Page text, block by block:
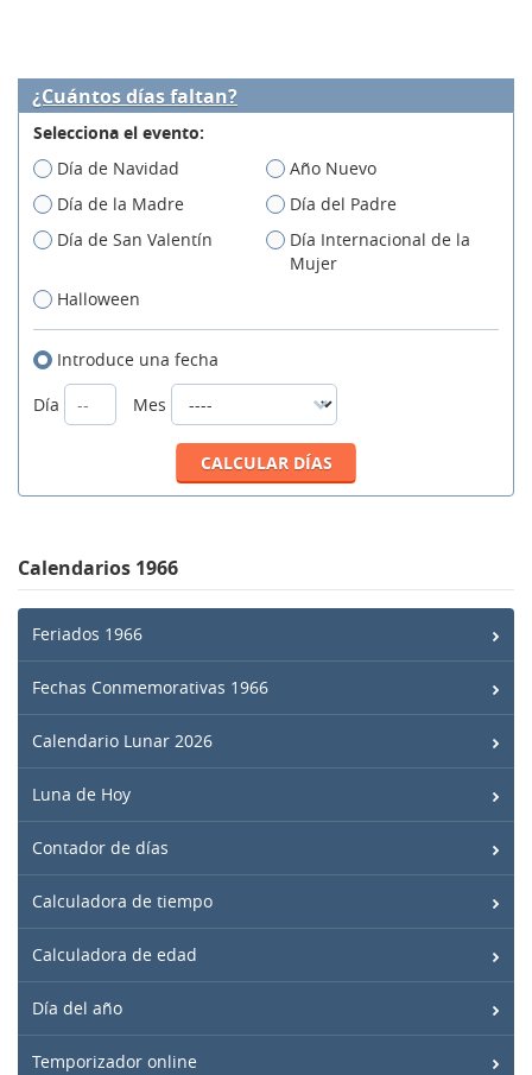
¿Cuántos días faltan?
Selecciona el evento:
Día de Navidad
Año Nuevo
Día de la Madre
Día del Padre
Día de San Valentín
Día Internacional de la
Mujer
Halloween
Introduce una fecha
Día
Mes
Calendarios 1966
Feriados 1966
Fechas Conmemorativas 1966
Calendario Lunar 2026
Luna de Hoy
Contador de días
Calculadora de tiempo
Calculadora de edad
Día del año
Temporizador online